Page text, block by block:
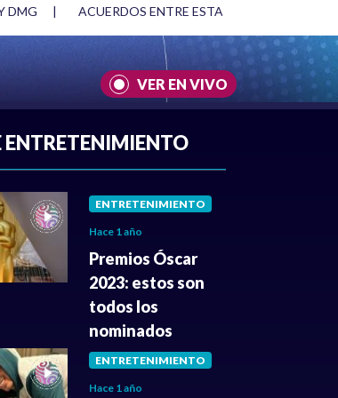
DMG | ACUERDOS ENTRE ESTADOS UNIDOS E
VER EN VIVO
ENTRETENIMIENTO
ENTRETENIMIENTO
Hace 1 año
Premios Óscar
2023: estos son
todos los
nominados
ENTRETENIMIENTO
Hace 1 año